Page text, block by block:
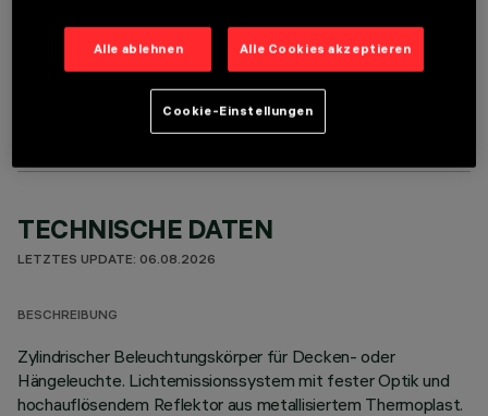
OPTIONALE KOMPONENTEN
TECHNISCHE DATEN
LETZTES UPDATE: 06.08.2026
BESCHREIBUNG
Zylindrischer Beleuchtungskörper für Decken- oder
Hängeleuchte. Lichtemissionssystem mit fester Optik und
hochauflösendem Reflektor aus metallisiertem Thermoplast.
Alle ablehnen Alle Cookies akzeptieren
Cookie-Einstellungen